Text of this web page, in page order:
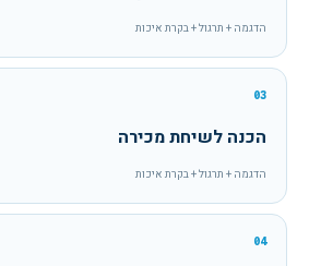
הדגמה + תרגול + בקרת איכות
03
הכנה לשיחת מכירה
הדגמה + תרגול + בקרת איכות
04